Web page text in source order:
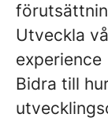
Utveckla
experience
Bidra till